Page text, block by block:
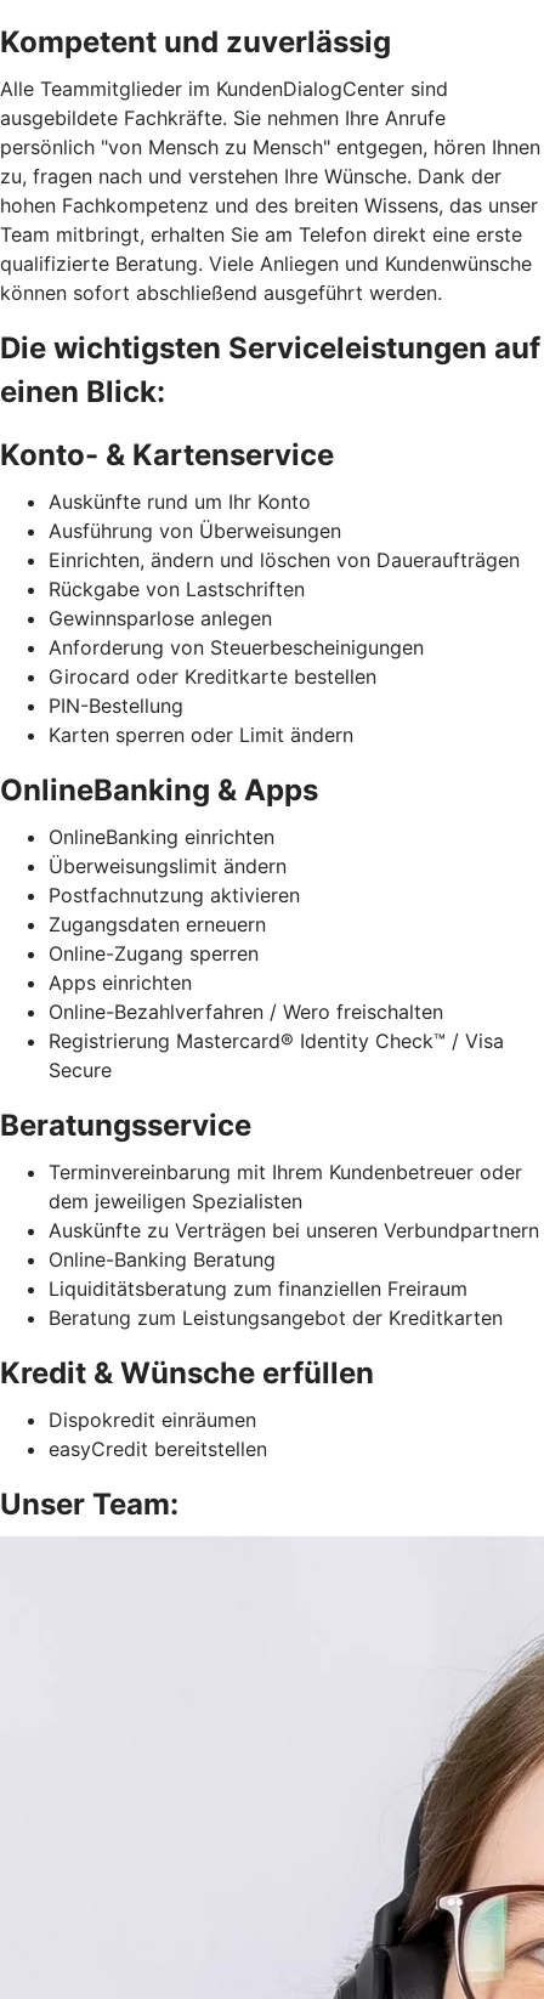
Kompetent und zuverlässig
Alle Teammitglieder im KundenDialogCenter sind
ausgebildete Fachkräfte. Sie nehmen Ihre Anrufe
persönlich "von Mensch zu Mensch" entgegen, hören Ihnen
zu, fragen nach und verstehen Ihre Wünsche. Dank der
hohen Fachkompetenz und des breiten Wissens, das unser
Team mitbringt, erhalten Sie am Telefon direkt eine erste
qualifizierte Beratung. Viele Anliegen und Kundenwünsche
können sofort abschließend ausgeführt werden.
Die wichtigsten Serviceleistungen auf
einen Blick:
Konto- & Kartenservice
Auskünfte rund um Ihr Konto
Ausführung von Überweisungen
Einrichten, ändern und löschen von Daueraufträgen
Rückgabe von Lastschriften
Gewinnsparlose anlegen
Anforderung von Steuerbescheinigungen
Girocard oder Kreditkarte bestellen
PIN-Bestellung
Karten sperren oder Limit ändern
OnlineBanking & Apps
OnlineBanking einrichten
Überweisungslimit ändern
Postfachnutzung aktivieren
Zugangsdaten erneuern
Online-Zugang sperren
Apps einrichten
Online-Bezahlverfahren / Wero freischalten
Registrierung Mastercard® Identity Check™ / Visa
Secure
Beratungsservice
Terminvereinbarung mit Ihrem Kundenbetreuer oder
dem jeweiligen Spezialisten
Auskünfte zu Verträgen bei unseren Verbundpartnern
Online-Banking Beratung
Liquiditätsberatung zum finanziellen Freiraum
Beratung zum Leistungsangebot der Kreditkarten
Kredit & Wünsche erfüllen
Dispokredit einräumen
easyCredit bereitstellen
Unser Team: